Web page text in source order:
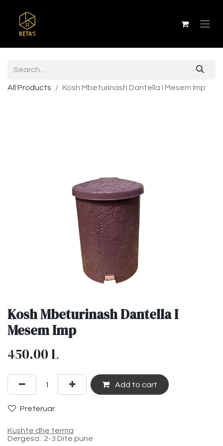
All Products Kosh Mbeturinash Dantella I Mesem Imp
Kosh Mbeturinash Dantella I
Mesem Imp
450.00L
Add to cart
Preferuar
Kushte dhe terma
Dergesa : 2-3 Dite pune